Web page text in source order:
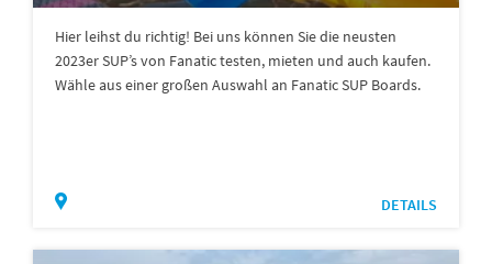
Hier leihst du richtig! Bei uns können Sie die neusten
2023er SUP’s von Fanatic testen, mieten und auch kaufen.
Wähle aus einer großen Auswahl an Fanatic SUP Boards.
DETAILS